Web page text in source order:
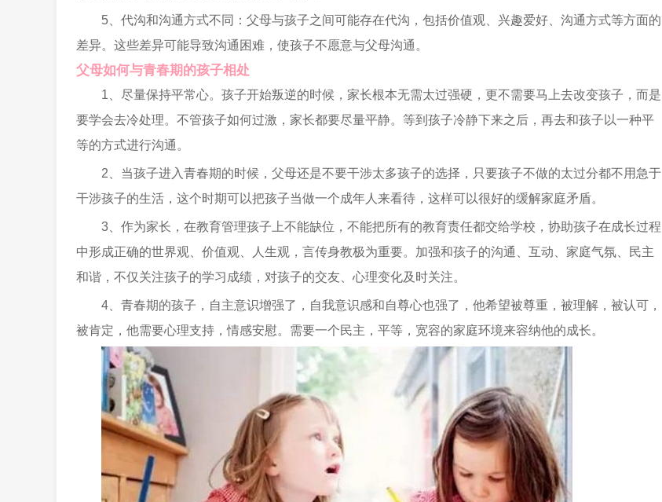
5、代沟和沟通方式不同：父母与孩子之间可能存在代沟，包括价值观、兴趣爱好、沟通方式等方面的
差异。这些差异可能导致沟通困难，使孩子不愿意与父母沟通。
父母如何与青春期的孩子相处
1、尽量保持平常心。孩子开始叛逆的时候，家长根本无需太过强硬，更不需要马上去改变孩子，而是
要学会去冷处理。不管孩子如何过激，家长都要尽量平静。等到孩子冷静下来之后，再去和孩子以一种平
等的方式进行沟通。
2、当孩子进入青春期的时候，父母还是不要干涉太多孩子的选择，只要孩子不做的太过分都不用急于
干涉孩子的生活，这个时期可以把孩子当做一个成年人来看待，这样可以很好的缓解家庭矛盾。
3、作为家长，在教育管理孩子上不能缺位，不能把所有的教育责任都交给学校，协助孩子在成长过程
中形成正确的世界观、价值观、人生观，言传身教极为重要。加强和孩子的沟通、互动、家庭气氛、民主
和谐，不仅关注孩子的学习成绩，对孩子的交友、心理变化及时关注。
4、青春期的孩子，自主意识增强了，自我意识感和自尊心也强了，他希望被尊重，被理解，被认可，
被肯定，他需要心理支持，情感安慰。需要一个民主，平等，宽容的家庭环境来容纳他的成长。